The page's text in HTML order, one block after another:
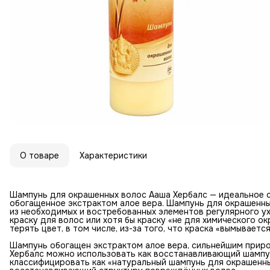
О товаре Характеристики
Шампунь для окрашенных волос Ааша Хербалс — идеальное
обогащенное экстрактом алое вера. Шампунь для
из необходимых и востребованных элементов регулярного
краску для волос или хотя бы краску «не для химического
терять цвет, в том числе, из-за того, что краска
Шампунь обогащен экстрактом алое вера, сильнейшим
Хербалс можно использовать как восстанавливающий
классифицировать как «натуральный шампунь для